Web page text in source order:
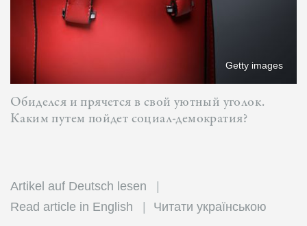
Getty images
Обиделся и прячется в свой уютный уголок.
Каким путем пойдет социал-демократия?
Artikel auf Deutsch lesen
Read article in English
Читати українською